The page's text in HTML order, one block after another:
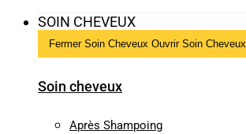
SOIN CHEVEUX
Fermer Soin Cheveux Ouvrir Soin Cheveux
Soin cheveux
Après Shampoing